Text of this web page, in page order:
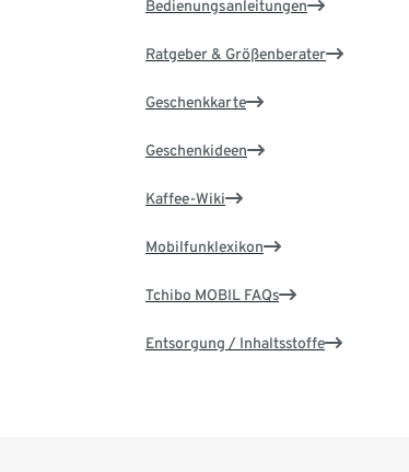
Bedienungsanleitungen
Ratgeber & Größenberater
Geschenkkarte
Geschenkideen
Kaffee-Wiki
Mobilfunklexikon
Tchibo MOBIL FAQs
Entsorgung / Inhaltsstoffe